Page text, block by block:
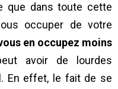
que dans toute cette
occuper de votre
en occupez moins
avoir de lourdes
En effet, le fait de se